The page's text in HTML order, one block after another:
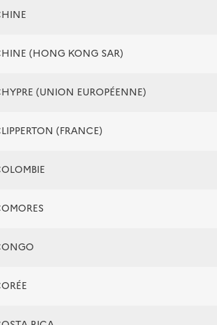
(HONG KONG SAR)
(UNION EUROPÉENNE)
(FRANCE)